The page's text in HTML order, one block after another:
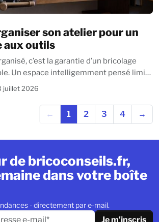
son atelier pour un
aux outils
c’est la garantie d’un bricolage
limite
juillet 2026
← 1 2 3 4 →
de bricoconseils.fr,
dans votre boîte
- directement par e-mail.
Je m'inscris